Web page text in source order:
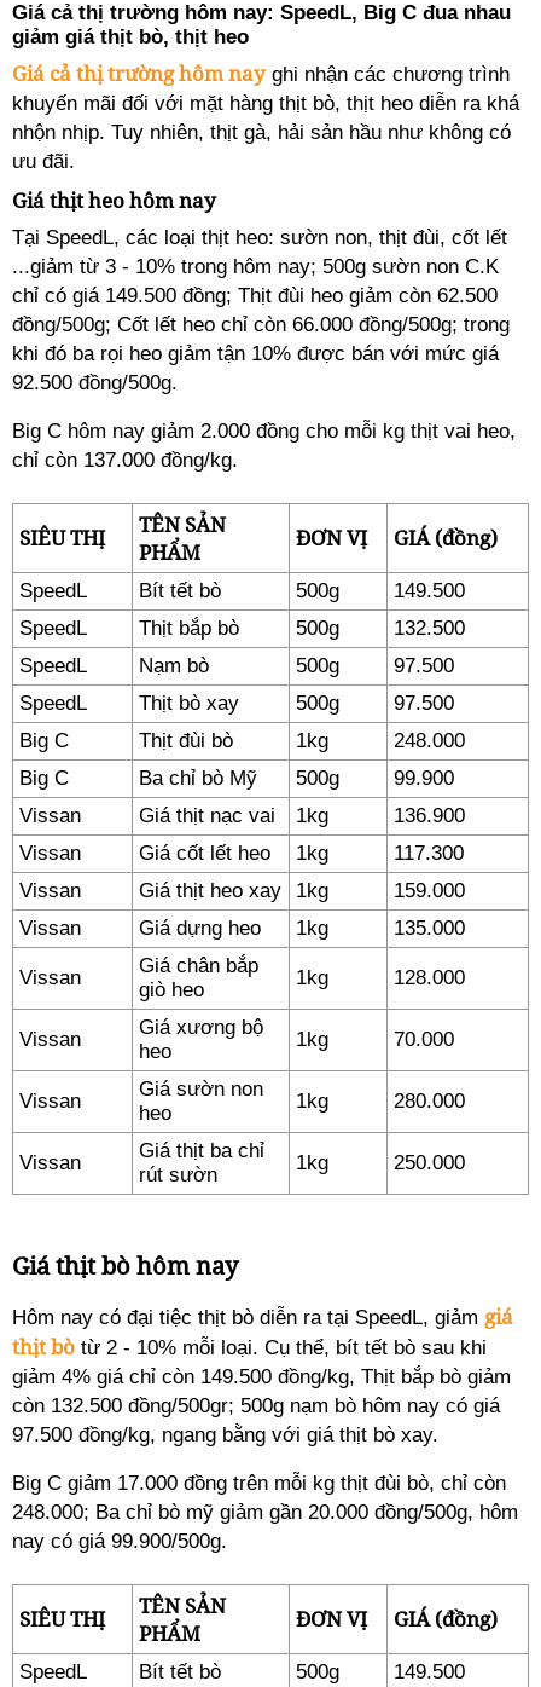
Giá cả thị trường hôm nay: SpeedL, Big C đua nhau
giảm giá thịt bò, thịt heo
Giá cả thị trường hôm nayghi nhận các chương trình
khuyến mãi đối với mặt hàng thịt bò, thịt heo diễn ra khá
nhộn nhịp. Tuy nhiên, thịt gà, hải sản hầu như không có
ưu đãi.
Giá thịt heo hôm nay
Tại SpeedL, các loại thịt heo: sườn non, thịt đùi, cốt lết
...giảm từ 3 - 10% trong hôm nay; 500g sườn non C.K
chỉ có giá 149.500 đồng; Thịt đùi heo giảm còn 62.500
đồng/500g; Cốt lết heo chỉ còn 66.000 đồng/500g; trong
khi đó ba rọi heo giảm tận 10% được bán với mức giá
92.500 đồng/500g.
Big C hôm nay giảm 2.000 đồng cho mỗi kg thịt vai heo,
chỉ còn 137.000 đồng/kg.
SIÊU THỊ
TÊN SẢN
PHẨM
ĐƠN VỊ GIÁ (đồng)
SpeedL Bít tết bò 500g
149.500
SpeedL
Thịt bắp bò 500g
132.500
SpeedL
Nạm bò 500g
97.500
SpeedL
Thịt bò xay 500g
97.500
Big C
Thịt đùi bò 1kg
248.000
Big C
Ba chỉ bò Mỹ 500g
99.900
Vissan
Giá thịt nạc vai 1kg
136.900
Vissan
Giá cốt lết heo 1kg
117.300
Vissan
Giá thịt heo xay 1kg
159.000
Vissan
Giá dựng heo 1kg 135.000
Vissan
Giá chân bắp
giò heo
1kg 128.000
Vissan
Giá xương bộ
heo
1kg 70.000
Vissan
Giá sườn non
heo
1kg 280.000
Vissan
Giá thịt ba chỉ
rút sườn
1kg 250.000
Giá thịt bò hôm nay
Hôm nay có đại tiệc thịt bò diễn ra tại SpeedL, giảm giá
thịt bò từ 2 - 10% mỗi loại. Cụ thể, bít tết bò sau khi
giảm 4% giá chỉ còn 149.500 đồng/kg, Thịt bắp bò giảm
còn 132.500 đồng/500gr; 500g nạm bò hôm nay có giá
97.500 đồng/kg, ngang bằng với giá thịt bò xay.
Big C giảm 17.000 đồng trên mỗi kg thịt đùi bò, chỉ còn
248.000; Ba chỉ bò mỹ giảm gần 20.000 đồng/500g, hôm
nay có giá 99.900/500g.
SIÊU THỊ
TÊN SẢN
PHẨM
ĐƠN VỊ GIÁ (đồng)
SpeedL Bít tết bò 500g 149.500